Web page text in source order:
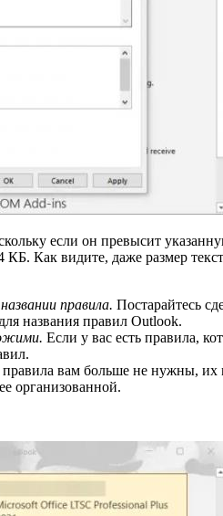
если он превысит
Как видите, даже размер
правила. Постарайтесь
названия правил Outlook.
Если у вас есть правила,
правила вам больше не нужны,
организованной.